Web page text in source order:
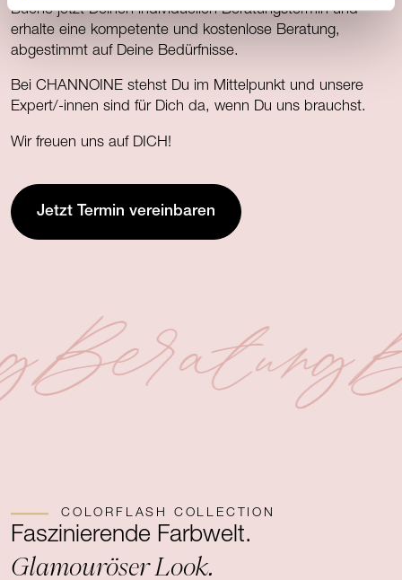
Buche jetzt Deinen individuellen Beratungstermin und
erhalte eine kompetente und kostenlose Beratung,
abgestimmt auf Deine Bedürfnisse.
Bei CHANNOINE stehst Du im Mittelpunkt und unsere
Expert/-innen sind für Dich da, wenn Du uns brauchst.
Wir freuen uns auf DICH!
Jetzt Termin vereinbaren
Beratung
COLORFLASH COLLECTION
Faszinierende Farbwelt.
Glamouröser Look.